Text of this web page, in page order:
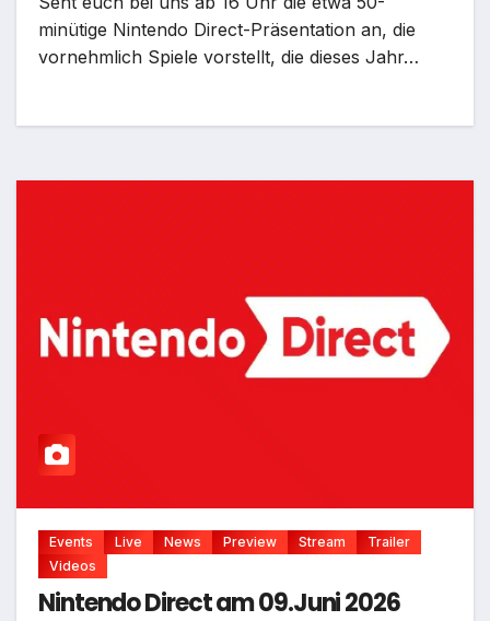
minütige Nintendo Direct-Präsentation an, die
vornehmlich Spiele vorstellt, die dieses Jahr…
Events Live News Preview Stream
Trailer
Videos
Nintendo Direct am 09.Juni 2026